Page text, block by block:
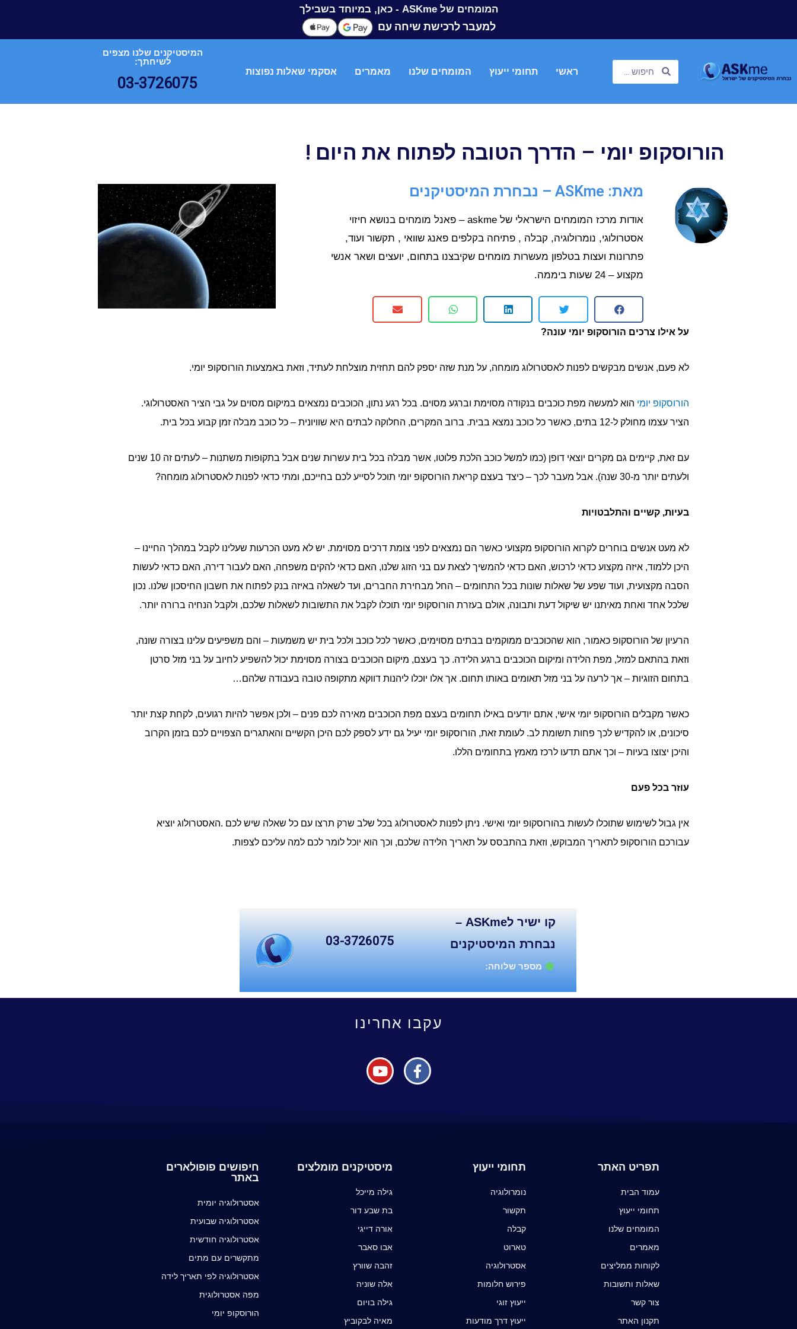
המומחים של ASKme - כאן, במיוחד בשבילך
למעבר לרכישת שיחה עם
ראשי תחומי ייעוץ המומחים שלנו מאמרים אסקמי שאלות נפוצות
המיסטיקנים שלנו מצפים
לשיחתך:
03-3726075
הורוסקופ יומי – הדרך הטובה לפתוח את היום !
מאת: ASKme – נבחרת המיסטיקנים
אודות מרכז המומחים הישראלי של askme – פאנל מומחים בנושא חיזוי
אסטרולוגי, נומרולוגיה, קבלה , פתיחה בקלפים פאנג שוואי , תקשור ועוד,
פתרונות ועצות בטלפון מעשרות מומחים שקיבצנו בתחום, יועצים ושאר אנשי
מקצוע – 24 שעות ביממה.
על אילו צרכים הורוסקופ יומי עונה?
לא פעם, אנשים מבקשים לפנות לאסטרולוג מומחה, על מנת שזה יספק להם תחזית מוצלחת לעתיד, וזאת באמצעות הורוסקופ יומי.
הורוסקופ יומי הוא למעשה מפת כוכבים בנקודה מסוימת וברגע מסוים. בכל רגע נתון, הכוכבים נמצאים במיקום מסוים על גבי הציר האסטרולוגי.
הציר עצמו מחולק ל-12 בתים, כאשר כל כוכב נמצא בבית. ברוב המקרים, החלוקה לבתים היא שוויונית – כל כוכב מבלה זמן קבוע בכל בית.
עם זאת, קיימים גם מקרים יוצאי דופן (כמו למשל כוכב הלכת פלוטו, אשר מבלה בכל בית עשרות שנים אבל בתקופות משתנות – לעתים זה 10 שנים
ולעתים יותר מ-30 שנה). אבל מעבר לכך – כיצד בעצם קריאת הורוסקופ יומי תוכל לסייע לכם בחייכם, ומתי כדאי לפנות לאסטרולוג מומחה?
בעיות, קשיים והתלבטויות
לא מעט אנשים בוחרים לקרוא הורוסקופ מקצועי כאשר הם נמצאים לפני צומת דרכים מסוימת. יש לא מעט הכרעות שעלינו לקבל במהלך החיינו –
היכן ללמוד, איזה מקצוע כדאי לרכוש, האם כדאי להמשיך לצאת עם בני הזוג שלנו, האם כדאי להקים משפחה, האם לעבור דירה, האם כדאי לעשות
הסבה מקצועית, ועוד שפע של שאלות שונות בכל התחומים – החל מבחירת החברים, ועד לשאלה באיזה בנק לפתוח את חשבון החיסכון שלנו. נכון
שלכל אחד ואחת מאיתנו יש שיקול דעת ותבונה, אולם בעזרת הורוסקופ יומי תוכלו לקבל את התשובות לשאלות שלכם, ולקבל הנחיה ברורה יותר.
הרעיון של הורוסקופ כאמור, הוא שהכוכבים ממוקמים בבתים מסוימים, כאשר לכל כוכב ולכל בית יש משמעות – והם משפיעים עלינו בצורה שונה,
וזאת בהתאם למזל, מפת הלידה ומיקום הכוכבים ברגע הלידה. כך בעצם, מיקום הכוכבים בצורה מסוימת יכול להשפיע לחיוב על בני מזל סרטן
בתחום הזוגיות – אך לרעה על בני מזל תאומים באותו תחום. אך אלו יוכלו ליהנות דווקא מתקופה טובה בעבודה שלהם…
כאשר מקבלים הורוסקופ יומי אישי, אתם יודעים באילו תחומים בעצם מפת הכוכבים מאירה לכם פנים – ולכן אפשר להיות רגועים, לקחת קצת יותר
סיכונים, או להקדיש לכך פחות תשומת לב. לעומת זאת, הורוסקופ יומי יעיל גם ידע לספק לכם היכן הקשיים והאתגרים הצפויים לכם בזמן הקרוב
והיכן יצוצו בעיות – וכך אתם תדעו לרכז מאמץ בתחומים הללו.
עוזר בכל פעם
אין גבול לשימוש שתוכלו לעשות בהורוסקופ יומי ואישי. ניתן לפנות לאסטרולוג בכל שלב שרק תרצו עם כל שאלה שיש לכם .האסטרולוג יוציא
עבורכם הורוסקופ לתאריך המבוקש, וזאת בהתבסס על תאריך הלידה שלכם, וכך הוא יוכל לומר לכם למה עליכם לצפות.
קו ישיר לASKme –
נבחרת המיסטיקנים
מספר שלוחה:
03-3726075
עקבו אחרינו
תפריט האתר
עמוד הבית
תחומי ייעוץ
המומחים שלנו
מאמרים
לקוחות ממליצים
שאלות ותשובות
צור קשר
תקנון האתר
תחומי ייעוץ
נומרולוגיה
תקשור
קבלה
טארוט
אסטרולוגיה
פירוש חלומות
ייעוץ זוגי
ייעוץ דרך מודעות
מיסטיקנים מומלצים
גילה מייכל
בת שבע דור
אורה דייגי
אבו סאבר
זהבה שוורץ
אלה שוניה
גילה בויום
מאיה לבקוביץ
חיפושים פופולארים
באתר
אסטרולוגיה יומית
אסטרולוגיה שבועית
אסטרולוגיה חודשית
מתקשרים עם מתים
אסטרולוגיה לפי תאריך לידה
מפה אסטרולוגית
הורוסקופ יומי